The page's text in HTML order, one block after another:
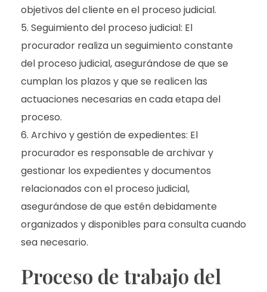
objetivos del cliente en el proceso judicial.
Seguimiento del proceso judicial: El
procurador realiza un seguimiento constante
del proceso judicial, asegurándose de que se
cumplan los plazos y que se realicen las
actuaciones necesarias en cada etapa del
proceso.
Archivo y gestión de expedientes: El
procurador es responsable de archivar y
gestionar los expedientes y documentos
relacionados con el proceso judicial,
asegurándose de que estén debidamente
organizados y disponibles para consulta cuando
sea necesario.
Proceso de trabajo del